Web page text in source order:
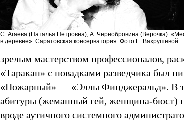
С. Агаева (Наталья Петровна), А. Чернобровина (Верочка).
в деревне». Саратовская консерватория. Фото Е. Вахрушевой
зрелым мастерством профессионалов,
«Таракан» с повадками разведчика был
«Пожарный» — «Эллы Фицджеральд». В
абитуры (жеманный гей, женщина-бюст)
вроде аутичного системного